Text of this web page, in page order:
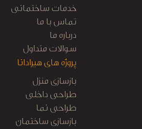
خدمات ساختمانی
تماس با ما
درباره ما
سوالات متداول
پروژه های هیرادانا
بازسازی منزل
طراحی داخلی
طراحی نما
بازسازی ساختمان